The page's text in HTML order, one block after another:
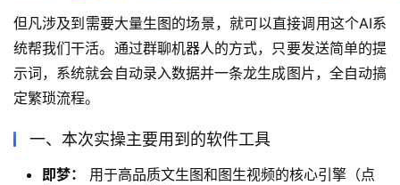
但凡涉及到需要大量生图的场景，就可以直接调用这个AI系
统帮我们干活。通过群聊机器人的方式，只要发送简单的提
示词，系统就会自动录入数据并一条龙生成图片，全自动搞
定繁琐流程。
一、本次实操主要用到的软件工具
即梦：
用于高品质文生图和图生视频的核心引擎（点